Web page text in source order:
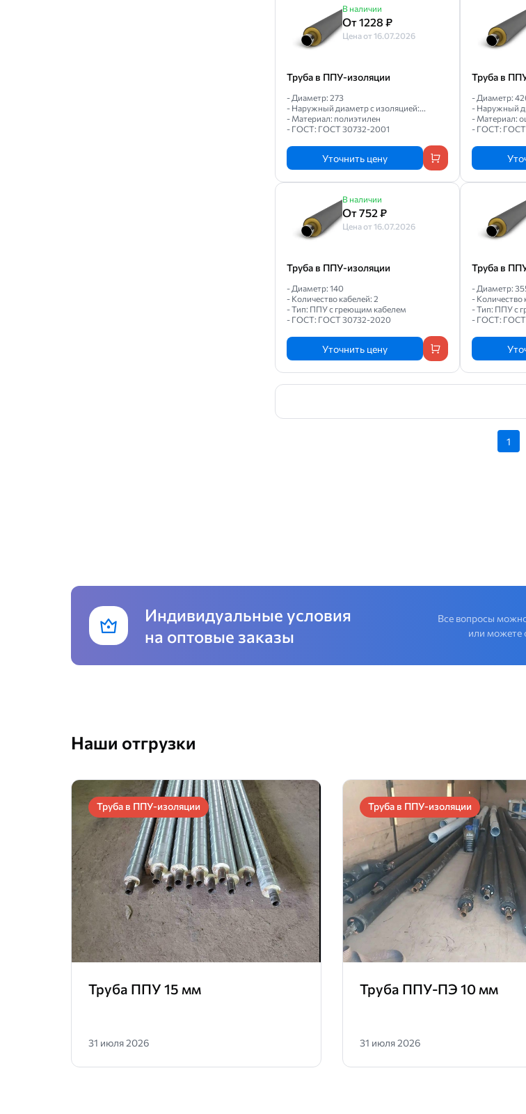
В наличии
От 1228 ₽
Цена от 16.07.2026
Труба в ППУ-изоляции
- Диаметр: 273
- Наружный диаметр с изоляцией:...
- Материал: полиэтилен
- ГОСТ: ГОСТ 30732-2001
Уточнить цену
Труба в
- Диаметр:
- Наружный
- Материал:
- ГОСТ:
В наличии
От 752 ₽
Цена от 16.07.2026
Труба в ППУ-изоляции
- Диаметр: 140
- Количество кабелей: 2
- Тип: ППУ с греющим кабелем
- ГОСТ: ГОСТ 30732-2020
Уточнить цену
Труба в
- Диаметр:
- Количество
- Тип: ППУ с
- ГОСТ:
1
Индивидуальные условия
на оптовые заказы
Все вопросы
или можете
Наши отгрузки
Труба в ППУ-изоляции
Труба ППУ 15 мм
31 июля 2026
Труба в ППУ-изоляции
Труба ППУ-ПЭ 10 мм
31 июля 2026